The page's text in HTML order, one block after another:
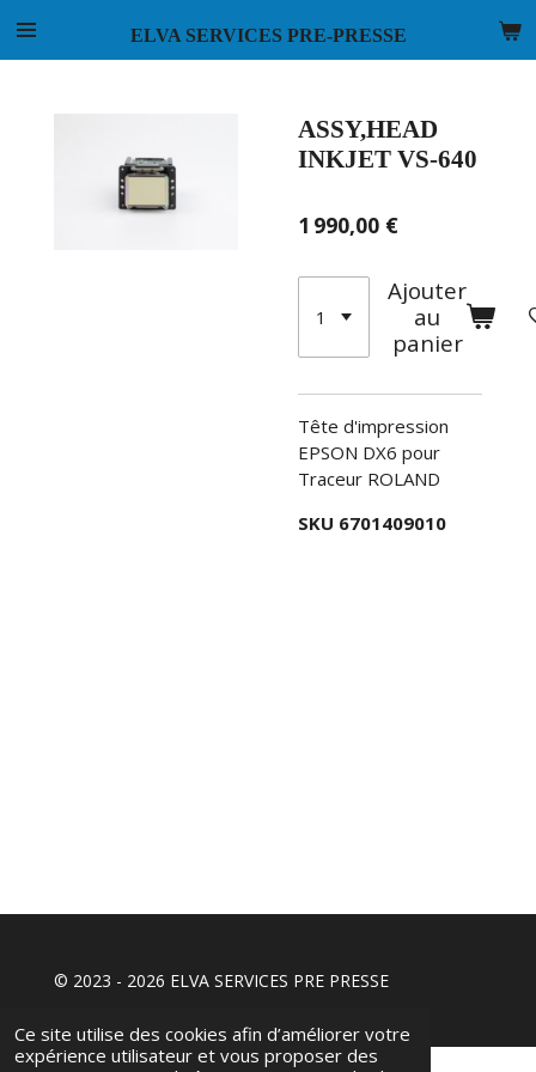
Ce site utilise des cookies afin d’améliorer votre
expérience utilisateur et vous proposer des
Passer
ELVA SERVICES PRE-PRESSE
ASSY,HEAD
INKJET VS-640
1 990,00 €
Ajouter
au
panier
Tête d'impression
EPSON DX6 pour
Traceur ROLAND
SKU 6701409010
© 2023 - 2026 ELVA SERVICES PRE PRESSE